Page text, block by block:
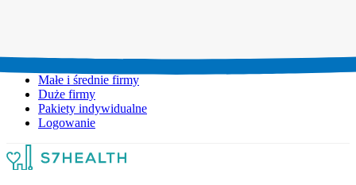
Małe i średnie firmy
Duże firmy
Pakiety indywidualne
Logowanie